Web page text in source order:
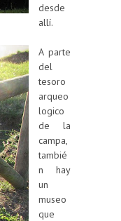
desde
allí.
A parte
del
tesoro
arqueo
logico
de la
campa,
tambié
n hay
un
museo
que